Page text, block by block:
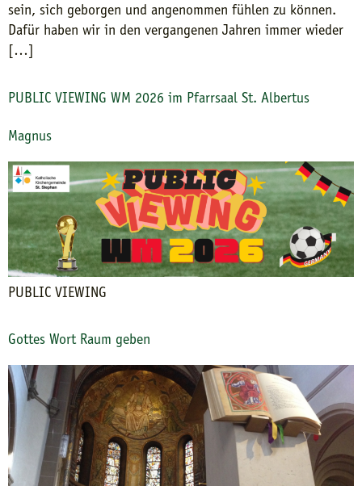
sein, sich geborgen und angenommen fühlen zu können.
Dafür haben wir in den vergangenen Jahren immer wieder
[…]
PUBLIC VIEWING WM 2026 im Pfarrsaal St. Albertus
Magnus
PUBLIC VIEWING
Gottes Wort Raum geben